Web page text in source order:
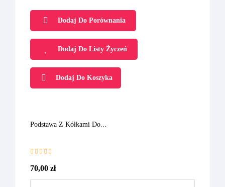
Dodaj Do Porównania
Dodaj Do Listy Życzeń
Dodaj Do Koszyka
Podstawa Z Kółkami Do...
70,00 zł